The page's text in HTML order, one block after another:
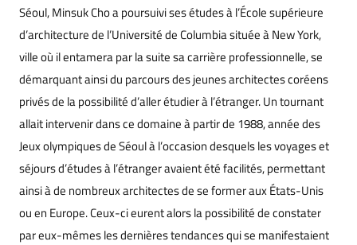
Séoul, Minsuk Cho a poursuivi ses études à l’École supérieure
d’architecture de l’Université de Columbia située à New York,
ville où il entamera par la suite sa carrière professionnelle, se
démarquant ainsi du parcours des jeunes architectes coréens
privés de la possibilité d’aller étudier à l’étranger. Un tournant
allait intervenir dans ce domaine à partir de 1988, année des
Jeux olympiques de Séoul à l’occasion desquels les voyages et
séjours d’études à l’étranger avaient été facilités, permettant
ainsi à de nombreux architectes de se former aux États-Unis
ou en Europe. Ceux-ci eurent alors la possibilité de constater
par eux-mêmes les dernières tendances qui se manifestaient